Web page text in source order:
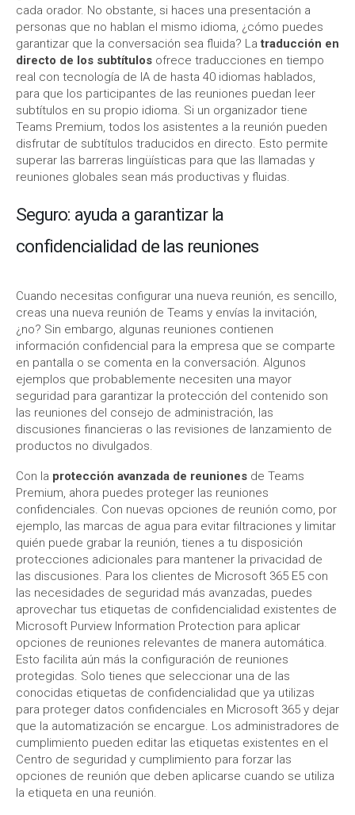
cada orador. No obstante, si haces una presentación a
personas que no hablan el mismo idioma, ¿cómo puedes
garantizar que la conversación sea fluida? Latraducción en
directo de los subtítulos ofrece traducciones en tiempo
real con tecnología de IA de hasta 40 idiomas hablados,
para que los participantes de las reuniones puedan leer
subtítulos en su propio idioma. Si un organizador tiene
Teams Premium, todos los asistentes a la reunión pueden
disfrutar de subtítulos traducidos en directo. Esto permite
superar las barreras lingüísticas para que las llamadas y
reuniones globales sean más productivas y fluidas.
Seguro: ayuda a garantizar la
confidencialidad de las reuniones
Cuando necesitas configurar una nueva reunión, es sencillo,
creas una nueva reunión de Teams y envías la invitación,
¿no? Sin embargo, algunas reuniones contienen
información confidencial para la empresa que se comparte
en pantalla o se comenta en la conversación. Algunos
ejemplos que probablemente necesiten una mayor
seguridad para garantizar la protección del contenido son
las reuniones del consejo de administración, las
discusiones financieras o las revisiones de lanzamiento de
productos no divulgados.
Con la protección avanzada de reuniones de Teams
Premium, ahora puedes proteger las reuniones
confidenciales. Con nuevas opciones de reunión como, por
ejemplo, las marcas de agua para evitar filtraciones y limitar
quién puede grabar la reunión, tienes a tu disposición
protecciones adicionales para mantener la privacidad de
las discusiones. Para los clientes de Microsoft 365 E5 con
las necesidades de seguridad más avanzadas, puedes
aprovechar tus etiquetas de confidencialidad existentes de
Microsoft Purview Information Protection para aplicar
opciones de reuniones relevantes de manera automática.
Esto facilita aún más la configuración de reuniones
protegidas. Solo tienes que seleccionar una de las
conocidas etiquetas de confidencialidad que ya utilizas
para proteger datos confidenciales en Microsoft 365 y dejar
que la automatización se encargue. Los administradores de
cumplimiento pueden editar las etiquetas existentes en el
Centro de seguridad y cumplimiento para forzar las
opciones de reunión que deben aplicarse cuando se utiliza
la etiqueta en una reunión.